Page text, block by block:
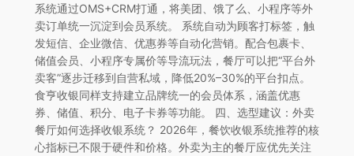
系统通过OMS+CRM打通，将美团、饿了么、小程序等外
卖订单统一沉淀到会员系统。 系统自动为顾客打标签，触
发短信、企业微信、优惠券等自动化营销。配合包裹卡、
储值会员、小程序专属价等导流玩法，餐厅可以把“平台外
卖客”逐步迁移到自营私域，降低20%–30%的平台扣点。
食亨收银同样支持建立品牌统一的会员体系，涵盖优惠
券、储值、积分、电子卡券等功能。 四、选型建议：外卖
餐厅如何选择收银系统？ 2026年，餐饮收银系统推荐的核
心指标已不限于硬件和价格。外卖为主的餐厅应优先关注